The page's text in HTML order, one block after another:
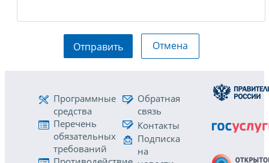
Отправить Отмена
Программные
средства
Перечень
обязательных
требований
Обратная
связь
Контакты
Подписка
на